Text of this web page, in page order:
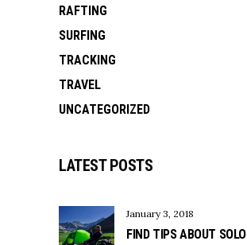
RAFTING
SURFING
TRACKING
TRAVEL
UNCATEGORIZED
LATEST POSTS
January 3, 2018
FIND TIPS ABOUT SOLO